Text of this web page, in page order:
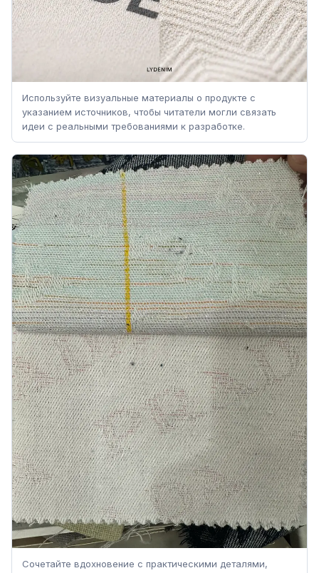
Используйте визуальные материалы о продукте с
указанием источников, чтобы читатели могли связать
идеи с реальными требованиями к разработке.
Сочетайте вдохновение с практическими деталями,